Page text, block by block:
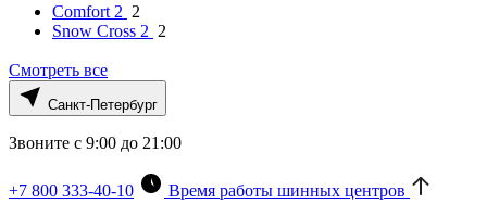
Comfort 2 2
Snow Cross 2 2
Смотреть все
Санкт-Петербург
Звоните с 9:00 до 21:00
+7 800 333-40-10
Время работы шинных центров